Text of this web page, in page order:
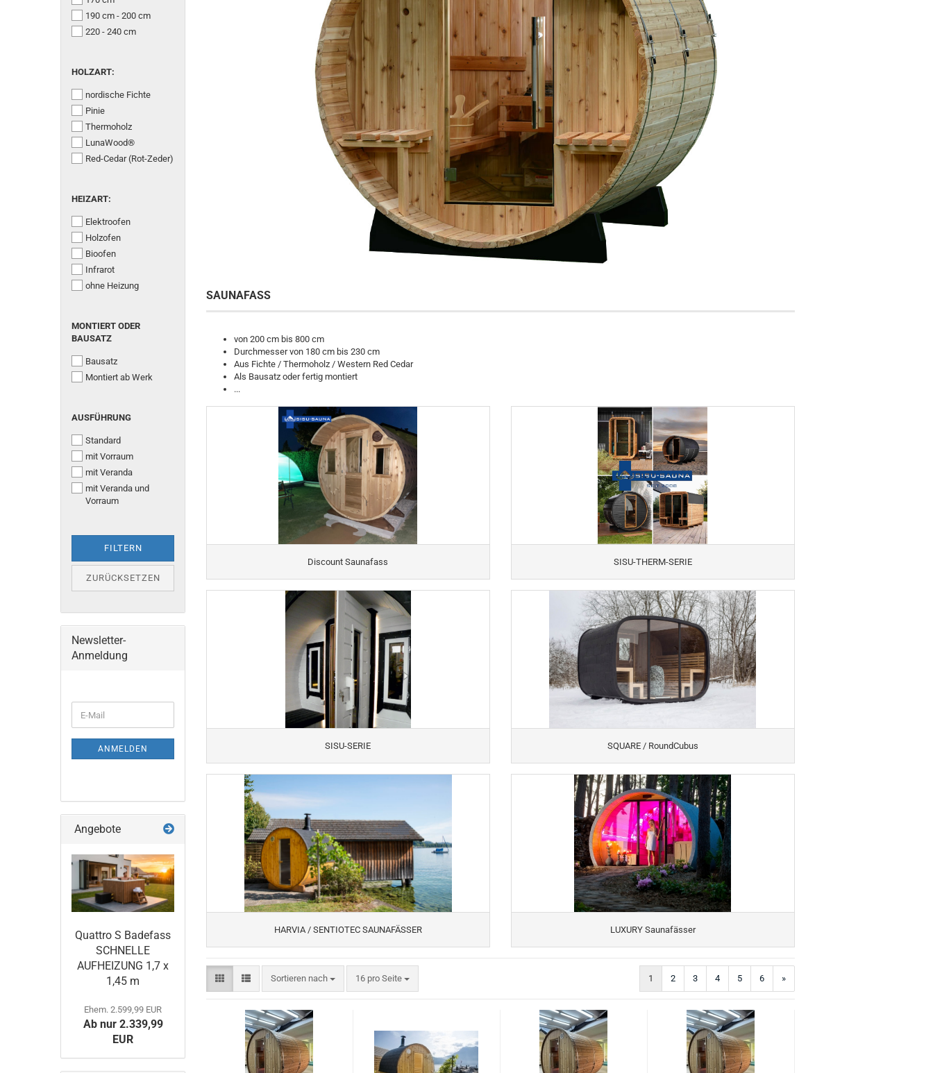
SAUNAFASS
von 200 cm bis 800 cm
Durchmesser von 180 cm bis 230 cm
Aus Fichte / Thermoholz / Western Red Cedar
Als Bausatz oder fertig montiert
...
Discount Saunafass SISU-THERM-SERIE
SISU-SERIE SQUARE / RoundCubus
HARVIA / SENTIOTEC SAUNAFÄSSER LUXURY Saunafässer
Sortieren nach
Sortieren nach 16 pro Seite
pro Seite 1 2 3 4 5 6 »
190 cm - 200 cm
220 - 240 cm
HOLZART:
HOLZART:
nordische Fichte
Pinie
Thermoholz
LunaWood®
Red-Cedar (Rot-Zeder)
HEIZART:
HEIZART:
Elektroofen
Holzofen
Bioofen
Infrarot
ohne Heizung
MONTIERT
ODER
MONTIERT ODER
BAUSATZ
Bausatz
Montiert ab Werk
AUSFÜHRUNG
AUSFÜHRUNG
Standard
mit Vorraum
mit Veranda
mit Veranda und
Vorraum
FILTERN
ZURÜCKSETZEN
Newsletter-
Anmeldung
ZUR
ANMELDUNG
E-
Mail
ANMELDEN
Angebote
Quattro S Badefass
SCHNELLE
AUFHEIZUNG 1,7 x
1,45 m
Ehem. 2.599,99 EUR
Ab nur 2.339,99
EUR